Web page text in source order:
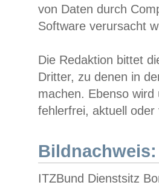
von Daten durch
Software verursacht
Die Redaktion bittet
Dritter, zu denen in
machen. Ebenso
fehlerfrei, aktuell oder
Bildnachweis:
ITZBund Dienstsitz